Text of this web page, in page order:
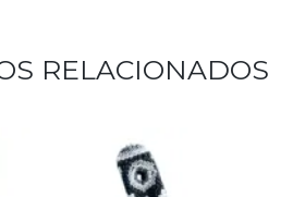
RELACIONADOS